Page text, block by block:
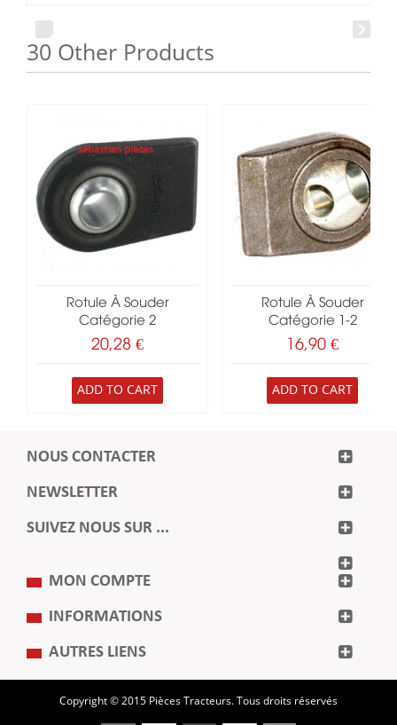
30 Other Products
Rotule À Souder
Catégorie 2
20,28 €
ADD TO CART
Rotule À Souder
Catégorie 1-2
16,90 €
ADD TO CART
NOUS CONTACTER
NEWSLETTER
SUIVEZ NOUS SUR ...
MON COMPTE
INFORMATIONS
AUTRES LIENS
Copyright © 2015 Pièces Tracteurs. Tous droits réservés